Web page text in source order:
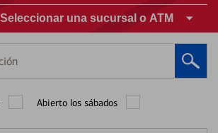
Seleccionar una sucursal o ATM
Abierto los sábados